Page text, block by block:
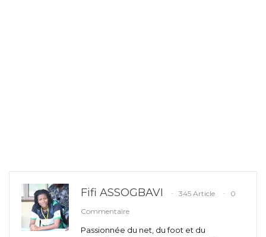
Fifi ASSOGBAVI 345 Article
0
Commentaire
Passionnée du net, du foot et du